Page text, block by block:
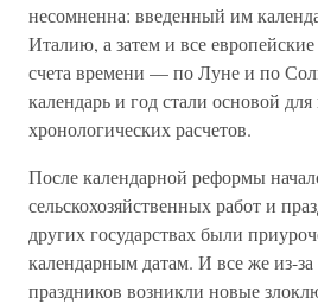
несомненна: введенный им
Италию, а затем и все
счета времени — по Луне и по
календарь и год стали основой
хронологических расчетов.
После календарной реформы
сельскохозяйственных работ и
других государствах были
календарным датам. И все же из-
праздников возникли новые